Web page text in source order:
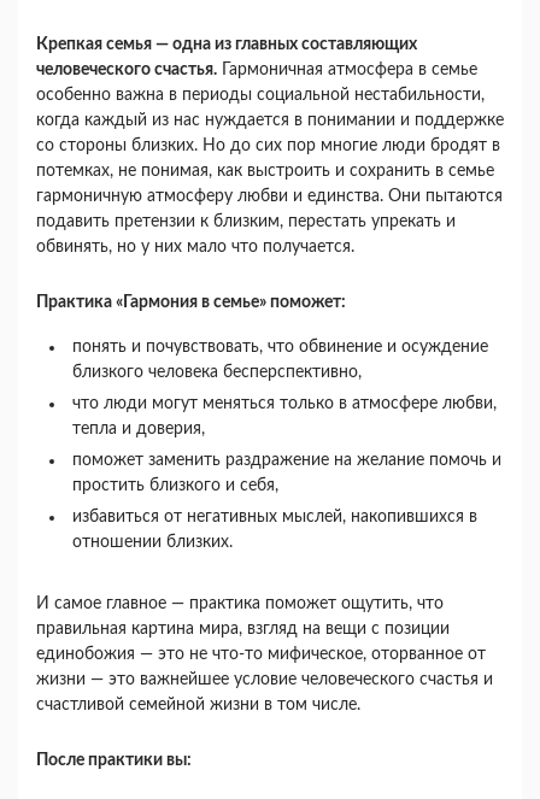
Крепкая семья — одна из главных составляющих
человеческого счастья. Гармоничная атмосфера в семье
особенно важна в периоды социальной нестабильности,
когда каждый из нас нуждается в понимании и поддержке
со стороны близких. Но до сих пор многие люди бродят в
потемках, не понимая, как выстроить и сохранить в семье
гармоничную атмосферу любви и единства. Они пытаются
подавить претензии к близким, перестать упрекать и
обвинять, но у них мало что получается.
Практика «Гармония в семье» поможет:
понять и почувствовать, что обвинение и осуждение
близкого человека бесперспективно,
что люди могут меняться только в атмосфере любви,
тепла и доверия,
поможет заменить раздражение на желание помочь и
простить близкого и себя,
избавиться от негативных мыслей, накопившихся в
отношении близких.
И самое главное — практика поможет ощутить, что
правильная картина мира, взгляд на вещи с позиции
единобожия — это не что-то мифическое, оторванное от
жизни — это важнейшее условие человеческого счастья и
счастливой семейной жизни в том числе.
После практики вы: